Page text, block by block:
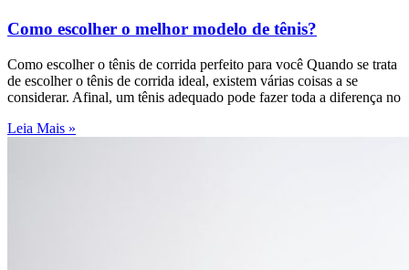
Como escolher o melhor modelo de tênis?
Como escolher o tênis de corrida perfeito para você Quando se trata
de escolher o tênis de corrida ideal, existem várias coisas a se
considerar. Afinal, um tênis adequado pode fazer toda a diferença no
Leia Mais »